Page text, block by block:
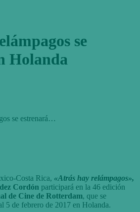
se
Holanda
se estrenará…
Costa Rica, «Atrás hay relámpagos»,
Cordón participará en la 46 edición
de Cine de Rotterdam, que se
5 de febrero de 2017 en Holanda.